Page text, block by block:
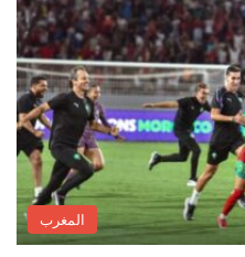
المغرب